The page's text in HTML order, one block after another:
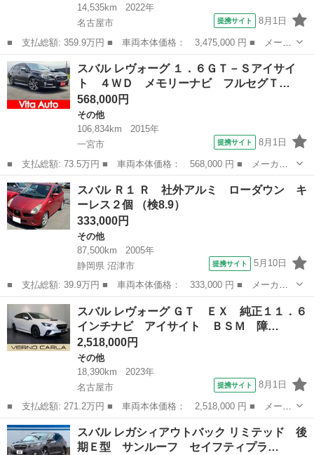
14,535km
2022年
名古屋市
提携サイト 8月1日
■ 支払総額: 359.9万円 ■ 車両本体価格： 3,475,000 円 ■ メーカ
ー名： スバル ■ 車種名： レガシィアウトバック ■ グレード
名： Ｘ－ブレイクＥＸ 純正１１．５型ナビ 全周囲カメラ 衝突
被害軽減シ...
愛知 名古屋市
スバル レヴォーグ １．６ＧＴ－Ｓアイサイ
ト ４ＷＤ メモリーナビ フルセグＴ…
568,000円
その他
106,834km
2015年
一宮市
提携サイト 8月1日
■ 支払総額: 73.5万円 ■ 車両本体価格： 568,000 円 ■ メーカー
名： スバル ■ 車種名： レヴォーグ ■ グレード名： １．６Ｇ
Ｔ－Ｓアイサイト ４ＷＤ メモリーナビ フルセグＴＶ リアカメ
ラ スマート...
愛知 一宮市
スバル Ｒ１ Ｒ 社外アルミ ローダウン キ
ーレス２個 （検8.9）
333,000円
その他
87,500km
2005年
静岡県 沼津市
提携サイト 5月10日
■ 支払総額: 39.9万円 ■ 車両本体価格： 333,000 円 ■ メーカー
名： スバル ■ 車種名： Ｒ１ ■ グレード名： Ｒ 社外アル
ミ ローダウン キーレス２個 ■ 排気量： 660cc ■ ドア枚数：
3D...
静岡 沼津市
スバル レヴォーグ ＧＴ ＥＸ 純正１１．６
インチナビ アイサイト ＢＳＭ 障…
2,518,000円
その他
18,390km
2023年
名古屋市
提携サイト 8月1日
■ 支払総額: 271.2万円 ■ 車両本体価格： 2,518,000 円 ■ メーカ
ー名： スバル ■ 車種名： レヴォーグ ■ グレード名： ＧＴ
ＥＸ 純正１１．６インチナビ アイサイト ＢＳＭ 障害物センサ
ー 前席...
愛知 名古屋市 その他
スバル レガシィアウトバック リミテッド 後
期Ｅ型 サンルーフ セイフティプラ…